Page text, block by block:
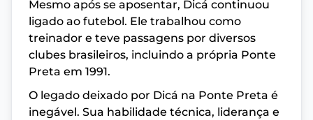
Mesmo após se aposentar, Dicá continuou
ligado ao futebol. Ele trabalhou como
treinador e teve passagens por diversos
clubes brasileiros, incluindo a própria Ponte
Preta em 1991.
O legado deixado por Dicá na Ponte Preta é
inegável. Sua habilidade técnica, liderança e